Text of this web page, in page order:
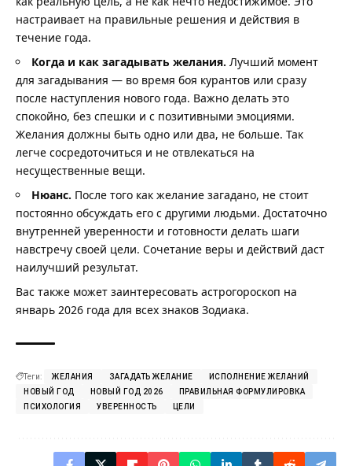
настраивает на правильные решения и действия в
течение года.
Когда и как загадывать желания. Лучший момент
для загадывания — во время боя курантов или сразу
после наступления нового года. Важно делать это
спокойно, без спешки и с позитивными эмоциями.
Желания должны быть одно или два, не больше. Так
легче сосредоточиться и не отвлекаться на
несущественные вещи.
Нюанс. После того как желание загадано, не стоит
постоянно обсуждать его с другими людьми. Достаточно
внутренней уверенности и готовности делать шаги
навстречу своей цели. Сочетание веры и действий даст
наилучший результат.
Вас также может заинтересовать астрогороскоп на
январь 2026 года для всех знаков Зодиака.
Теги: ЖЕЛАНИЯ ЗАГАДАТЬ ЖЕЛАНИЕ
ИСПОЛНЕНИЕ ЖЕЛАНИЙ
НОВЫЙ ГОД
НОВЫЙ ГОД 2026
ПРАВИЛЬНАЯ ФОРМУЛИРОВКА
ПСИХОЛОГИЯ
УВЕРЕННОСТЬ ЦЕЛИ